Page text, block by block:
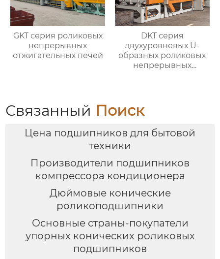
GKT серия роликовых
непрерывных
отжигательных печей
DKT серия
двухуровневых U-
образных роликовых
непрерывных
Связанный Поиск
Цена подшипников для бытовой
техники
Производители подшипников
компрессора кондиционера
Дюймовые конические
роликоподшипники
Основные страны-покупатели
упорных конических роликовых
подшипников